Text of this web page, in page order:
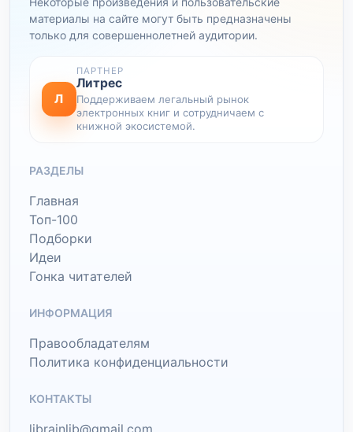
материалы на сайте могут быть предназначены
только для совершеннолетней аудитории.
Л
ПАРТНЕР
Литрес
Поддерживаем легальный рынок
электронных книг и сотрудничаем с
книжной экосистемой.
РАЗДЕЛЫ
Главная
Топ-100
Подборки
Идеи
Гонка читателей
ИНФОРМАЦИЯ
Правообладателям
Политика конфиденциальности
КОНТАКТЫ
librainlib@gmail.com